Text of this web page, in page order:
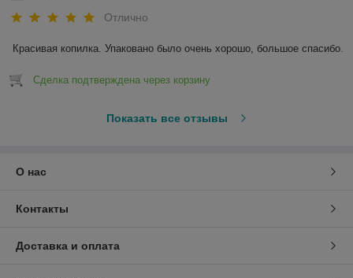
Отлично
Красивая копилка. Упаковано было очень хорошо, большое спасибо.
Сделка подтверждена через корзину
Показать все отзывы
О нас
Контакты
Доставка и оплата